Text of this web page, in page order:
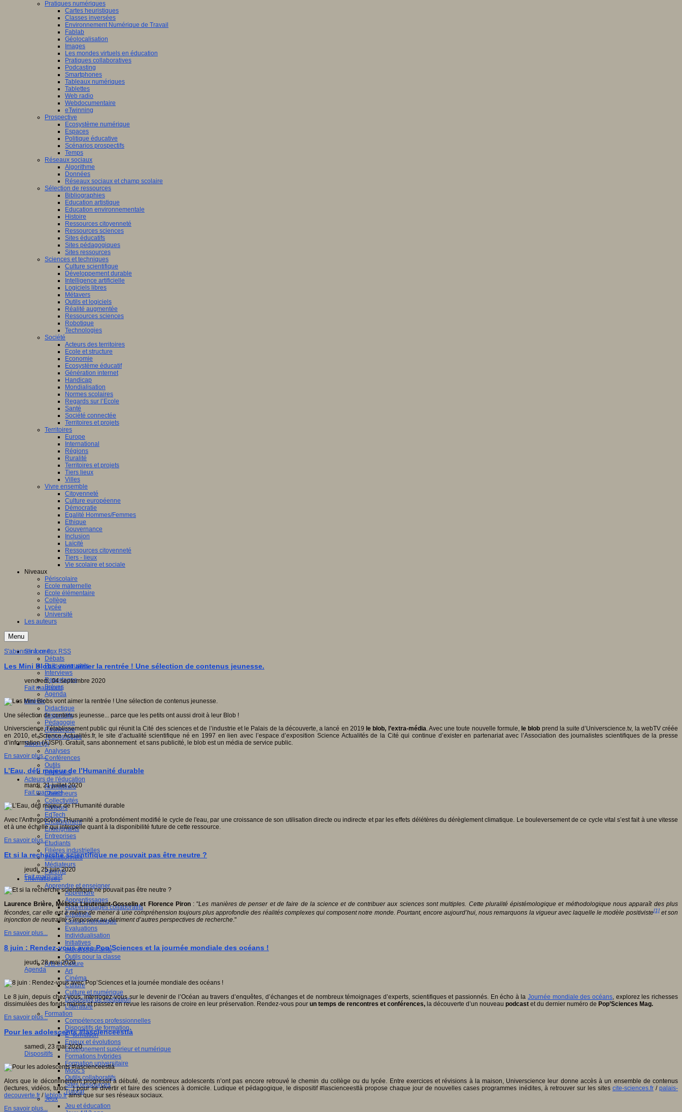
Pratiques numériques
Cartes heuristiques
Classes inversées
Environnement Numérique de Travail
Fablab
Géolocalisation
Images
Les mondes virtuels en éducation
Pratiques collaboratives
Podcasting
Smartphones
Tableaux numériques
Tablettes
Web radio
Webdocumentaire
eTwinning
Prospective
Ecosystème numérique
Espaces
Politique éducative
Scénarios prospectifs
Temps
Réseaux sociaux
Algorithme
Données
Réseaux sociaux et champ scolaire
Sélection de ressources
Bibliographies
Education artistique
Education environnementale
Histoire
Ressources citoyenneté
Ressources sciences
Sites éducatifs
Sites pédagogiques
Sites ressources
Sciences et techniques
Culture scientifique
Développement durable
Intelligence artificielle
Logiciels libres
Métavers
Outils et logiciels
Réalité augmentée
Ressources sciences
Robotique
Technologies
Société
Acteurs des territoires
Ecole et structure
Economie
Ecosystème éducatif
Génération internet
Handicap
Mondialisation
Normes scolaires
Regards sur l’Ecole
Santé
Société connectée
Territoires et projets
Territoires
Europe
International
Régions
Ruralité
Territoires et projets
Tiers lieux
Villes
Vivre ensemble
Citoyenneté
Culture européenne
Démocratie
Egalité Hommes/Femmes
Ethique
Gouvernance
Inclusion
Laïcité
Ressources citoyenneté
Tiers - lieux
Vie scolaire et sociale
Niveaux
Périscolaire
Ecole maternelle
Ecole élémentaire
Collège
Lycée
Université
Les auteurs
Menu
S'informer
Débats
Faits marquants
Interviews
Reportages
Brèves
Agenda
Innover
Didactique
Dispositifs
Pédagogie
Recherche
Technologies
Savoir(s)
Analyses
Conférences
Outils
Pratiques
Acteurs de l'éducation
Animateurs
Chercheurs
Collectivités
Editeurs
EdTech
Encadrement
Enseignants
Entreprises
Etudiants
Filières industrielles
Institutionnels
Médiateurs
Parents
Thématiques
Apprendre et enseigner
Apprendre
Apprentissages
Apprentissages collaboratifs
Créativité
Culture numérique
Evaluations
Individualisation
Initiatives
Interdisciplinarité
Outils pour la classe
Arts et Culture
Art
Cinéma
Culture
Culture et numérique
Dispositifs de médiation
Littérature
Formation
Compétences professionnelles
Dispositifs de formation
E- formation
Enjeux et évolutions
Enseignement supérieur et numérique
Formations hybrides
Formation universitaire
Mooc’s
Outils collaboratifs
Sites ressources
Tutorat
Jeux
Jeu et éducation
S'abonner à ce flux RSS
Les Mini Blobs vont aimer la rentrée ! Une sélection de contenus jeunesse.
vendredi, 04 septembre 2020
Fait marquant
Une sélection de contenus jeunesse... parce que les petits ont aussi droit à leur Blob !
Universcience, l’établissement public qui réunit la Cité des sciences et de l’industrie et le Palais de la découverte, a lancé en 2019 le blob, l’extra-média. Avec une toute nouvelle formule, le blob prend la suite d’Universcience.tv, la webTV créée
en 2010, et Science Actualités.fr, le site d’actualité scientifique né en 1997 en lien avec l’espace d’exposition Science Actualités de la Cité qui continue d’exister en partenariat avec l’Association des journalistes scientifiques de la presse
d’information (AJSPI). Gratuit, sans abonnement et sans publicité, le blob est un média de service public.
En savoir plus...
L’Eau, défi majeur de l’Humanité durable
mardi, 21 juillet 2020
Fait marquant
Avec l'Anthropocène, l'Humanité a profondément modifié le cycle de l'eau, par une croissance de son utilisation directe ou indirecte et par les effets délétères du dérèglement climatique. Le bouleversement de ce cycle vital s’est fait à une vitesse
et à une échelle qui interpelle quant à la disponibilité future de cette ressource.
En savoir plus...
Et si la recherche scientifique ne pouvait pas être neutre ?
jeudi, 25 juin 2020
Fait marquant
Laurence Brière, Mélissa Lieutenant-Gosselin et Florence Piron: "Les manières de penser et de faire de la science et de contribuer aux sciences sont multiples. Cette pluralité épistémologique et méthodologique nous apparaît des plus
fécondes, car elle est à même de mener à une compréhension toujours plus approfondie des réalités complexes qui composent notre monde. Pourtant, encore aujourd’hui, nous remarquons la vigueur avec laquelle le modèle positiviste[1]et son
injonction de neutralité s’imposent au détriment d’autres perspectives de recherche."
En savoir plus...
8 juin : Rendez-vous avec Pop’Sciences et la journée mondiale des océans !
jeudi, 28 mai 2020
Agenda
Le 8 juin, depuis chez vous, interrogez-vous sur le devenir de l’Océan au travers d’enquêtes, d’échanges et de nombreux témoignages d’experts, scientifiques et passionnés. En écho à laJournée mondiale des océans, explorez les richesses
dissimulées des fonds marins et passez en revue les raisons de croire en leur préservation. Rendez-vous pour un temps de rencontres et conférences, la découverte d’un nouveau podcast et du dernier numéro de Pop’Sciences Mag.
En savoir plus...
Pour les adolescents #lascienceestlà
samedi, 23 mai 2020
Dispositifs
Alors que le déconfinement progressif a débuté, de nombreux adolescents n’ont pas encore retrouvé le chemin du collège ou du lycée. Entre exercices et révisions à la maison, Universcience leur donne accès à un ensemble de contenus
(lectures, vidéos, tutos…) pour se divertir et faire des sciences à domicile. Ludique et pédagogique, le dispositif #lascienceestlà propose chaque jour de nouvelles cases programmes inédites, à retrouver sur les sites cite-sciences.fr/palais-
decouverte.fr / leblob.frainsi que sur ses réseaux sociaux.
En savoir plus...